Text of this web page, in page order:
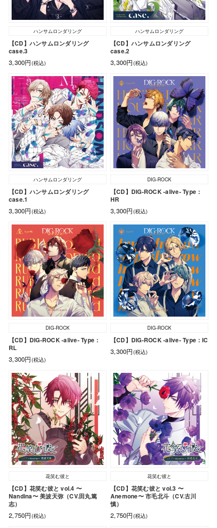
ハンサムロンダリング
【CD】ハンサムロンダリング
case.3
3,300円(税込)
ハンサムロンダリング
【CD】ハンサムロンダリング
case.2
3,300円(税込)
ハンサムロンダリング
【CD】ハンサムロンダリング
case.1
3,300円(税込)
DIG-ROCK
【CD】DIG-ROCK -alive- Type：
HR
3,300円(税込)
DIG-ROCK
【CD】DIG-ROCK -alive- Type：
RL
3,300円(税込)
DIG-ROCK
【CD】DIG-ROCK -alive- Type：IC
3,300円(税込)
花笑む彼と
【CD】花笑む彼と vol.4 〜
Nandina〜 美波天弥（CV.田丸篤
志）
2,750円(税込)
花笑む彼と
【CD】花笑む彼と vol.3 〜
Anemone〜 市毛北斗（CV.古川
慎）
2,750円(税込)